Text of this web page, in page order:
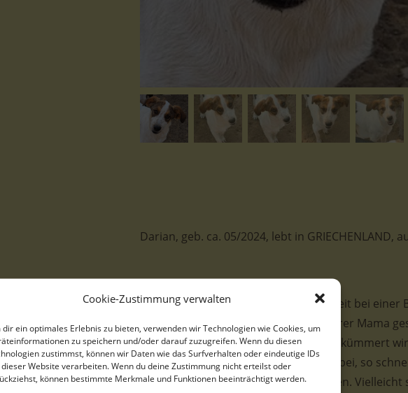
Cookie-Zustimmung verwalten
dir ein optimales Erlebnis zu bieten, verwenden wir Technologien wie Cookies, um
zu speichern und/oder darauf zuzugreifen. Wenn du diesen
zustimmst, können wir Daten wie das Surfverhalten oder eindeutige IDs
Website verarbeiten. Wenn du deine Zustimmung nicht erteilst oder
können bestimmte Merkmale und Funktionen beeinträchtigt werden.
Darian, geb. ca. 05/2024, lebt in GRIECHENLAND,
Sieben mutterlose Welpen leben derzeit bei einer
griechischen Pflegestellen. Was mit ihrer Mama
Auch wenn sich dort um die Hunde gekümmert
für die Geschwister. Helfen Sie uns dabei, so
Menschen für jeden einzelnen zu finden. Vielleicht